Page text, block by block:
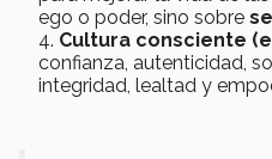
ego o poder, sino sobre
Cultura consciente
confianza, autenticidad,
integridad, lealtad y